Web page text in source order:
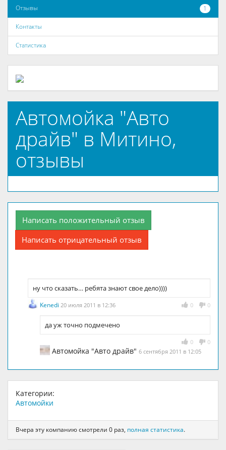
1
Отзывы
Контакты
Статистика
Автомойка "Авто
драйв" в Митино,
отзывы
Написать положительный отзыв
Написать отрицательный отзыв
ну что сказать… ребята знают свое дело))))
0 0
Kenedi 20 июля 2011 в 12:36
да уж точно подмечено
0 0
Автомойка "Авто драйв" 6 сентября 2011 в 12:05
Категории:
Автомойки
Вчера эту компанию смотрели 0 раз, полная статистика.